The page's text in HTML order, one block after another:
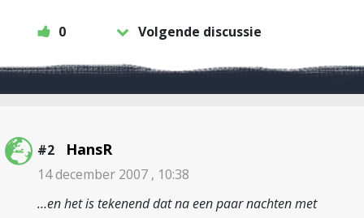
0 Volgende discussie
#2 HansR
14 december 2007 , 10:38
…en het is tekenend dat na een paar nachten met